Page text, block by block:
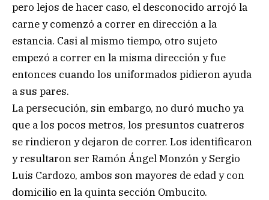
pero lejos de hacer caso, el desconocido arrojó la
carne y comenzó a correr en dirección a la
estancia. Casi al mismo tiempo, otro sujeto
empezó a correr en la misma dirección y fue
entonces cuando los uniformados pidieron ayuda
a sus pares.
La persecución, sin embargo, no duró mucho ya
que a los pocos metros, los presuntos cuatreros
se rindieron y dejaron de correr. Los identificaron
y resultaron ser Ramón Ángel Monzón y Sergio
Luis Cardozo, ambos son mayores de edad y con
domicilio en la quinta sección Ombucito.